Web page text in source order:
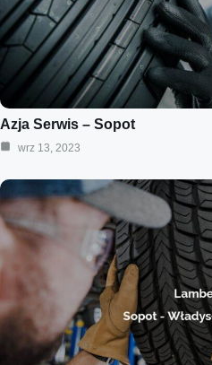
Azja Serwis – Sopot
wrz 13, 2023